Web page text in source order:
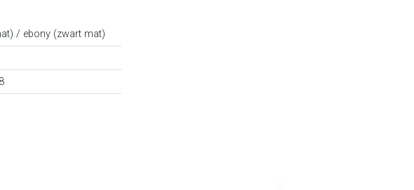
/ ebony (zwart mat)